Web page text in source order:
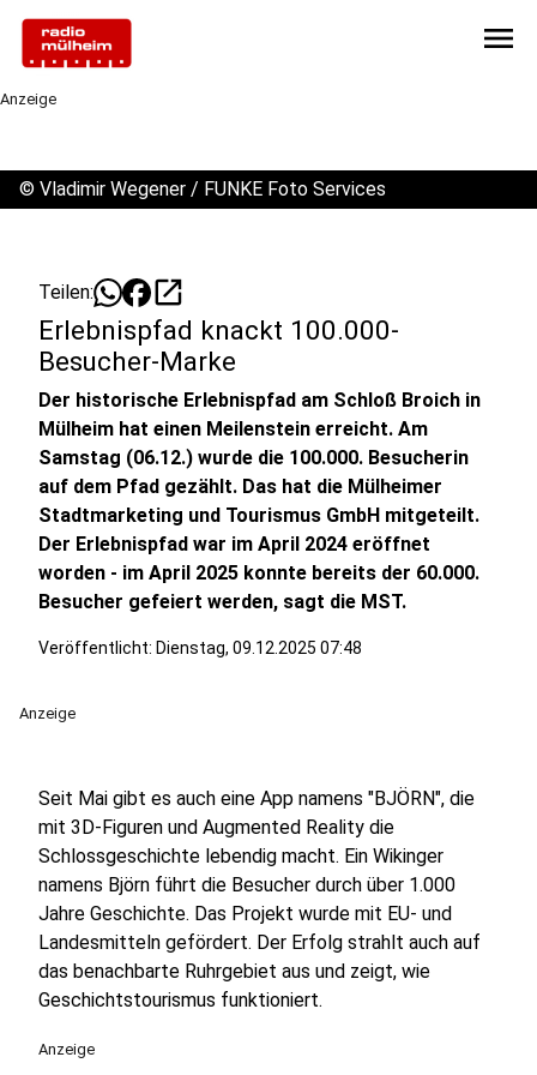
menu
Anzeige
© Vladimir Wegener / FUNKE Foto Services
Teilen: open_in_new
Erlebnispfad knackt 100.000-
Besucher-Marke
Der historische Erlebnispfad am Schloß Broich in
Mülheim hat einen Meilenstein erreicht. Am
Samstag (06.12.) wurde die 100.000. Besucherin
auf dem Pfad gezählt. Das hat die Mülheimer
Stadtmarketing und Tourismus GmbH mitgeteilt.
Der Erlebnispfad war im April 2024 eröffnet
worden - im April 2025 konnte bereits der 60.000.
Besucher gefeiert werden, sagt die MST.
Veröffentlicht: Dienstag, 09.12.2025 07:48
Anzeige
Seit Mai gibt es auch eine App namens "BJÖRN", die
mit 3D-Figuren und Augmented Reality die
Schlossgeschichte lebendig macht. Ein Wikinger
namens Björn führt die Besucher durch über 1.000
Jahre Geschichte. Das Projekt wurde mit EU- und
Landesmitteln gefördert. Der Erfolg strahlt auch auf
das benachbarte Ruhrgebiet aus und zeigt, wie
Geschichtstourismus funktioniert.
Anzeige